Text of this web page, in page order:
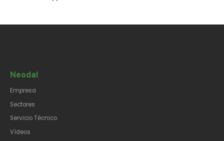
Neodal
Empresa
Sectores
Servicio Técnico
Vídeos